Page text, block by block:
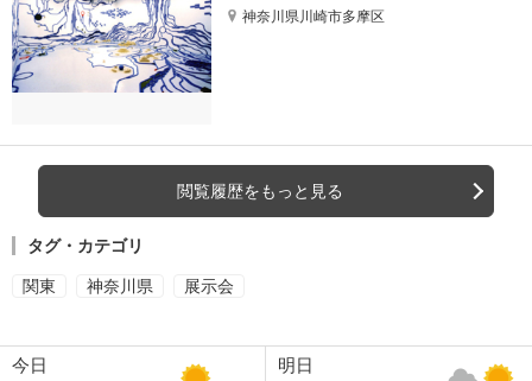
神奈川県川崎市多摩区
閲覧履歴をもっと見る
タグ・カテゴリ
関東 神奈川県 展示会
今日 明日